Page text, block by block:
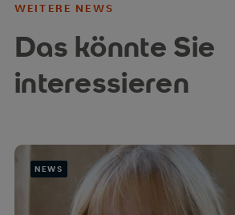
WEITERE NEWS
Das könnte Sie
interessieren
NEWS